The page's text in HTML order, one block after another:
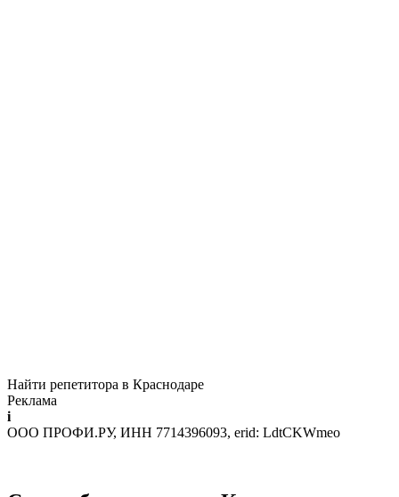
Найти репетитора в Краснодаре
Реклама
i
ООО ПРОФИ.РУ, ИНН 7714396093, erid: LdtCKWmeo